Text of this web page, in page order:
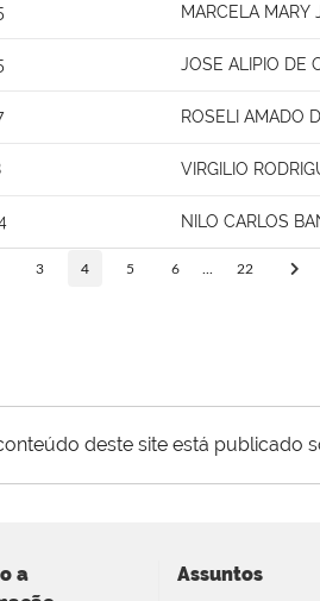
MARCELA MARY
JOSE ALIPIO DE
ROSELI AMADO
VIRGILIO
NILO CARLOS
3 4 5 6 22
deste site está publicado
a
Assuntos